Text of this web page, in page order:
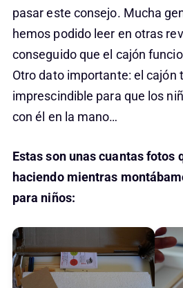
pasar este consejo. Mucha
hemos podido leer en otras
conseguido que el cajón
Otro dato importante: el cajón
imprescindible para que los
con él en la mano…
Estas son unas cuantas fotos
haciendo mientras
para niños: